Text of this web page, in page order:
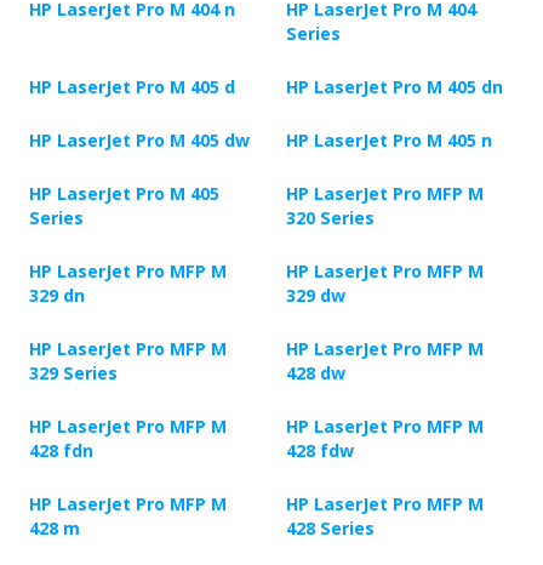
HP LaserJet Pro M 404 n
HP LaserJet Pro M 404
Series
HP LaserJet Pro M 405 d HP LaserJet Pro M 405 dn
HP LaserJet Pro M 405 dw HP LaserJet Pro M 405 n
HP LaserJet Pro M 405
Series
HP LaserJet Pro MFP M
320 Series
HP LaserJet Pro MFP M
329 dn
HP LaserJet Pro MFP M
329 dw
HP LaserJet Pro MFP M
329 Series
HP LaserJet Pro MFP M
428 dw
HP LaserJet Pro MFP M
428 fdn
HP LaserJet Pro MFP M
428 fdw
HP LaserJet Pro MFP M
428 m
HP LaserJet Pro MFP M
428 Series